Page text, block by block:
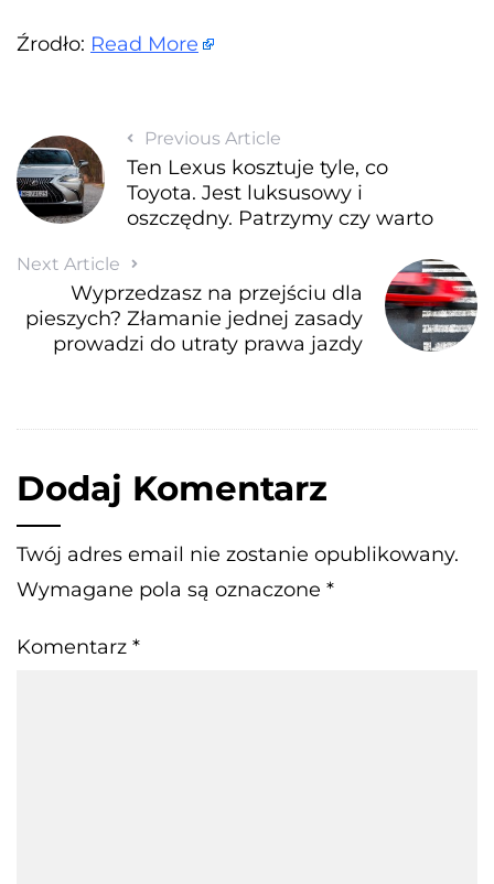
Źrodło: Read More
Previous Article
Ten Lexus kosztuje tyle, co
Toyota. Jest luksusowy i
oszczędny. Patrzymy czy warto
Next Article
Wyprzedzasz na przejściu dla
pieszych? Złamanie jednej zasady
prowadzi do utraty prawa jazdy
Dodaj Komentarz
Twój adres email nie zostanie opublikowany.
Wymagane pola są oznaczone *
Komentarz *